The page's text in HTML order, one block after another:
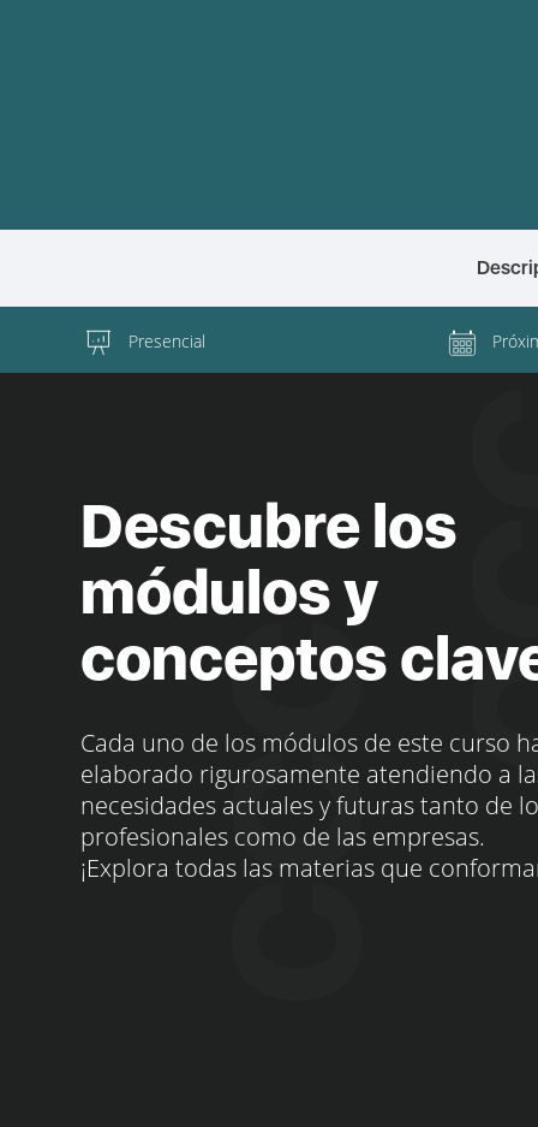
Presencial
Descubre los
módulos y
conceptos
Cada uno de los módulos de este curso
elaborado rigurosamente atendiendo a
necesidades actuales y futuras tanto de
profesionales como de las empresas.
¡Explora todas las materias que